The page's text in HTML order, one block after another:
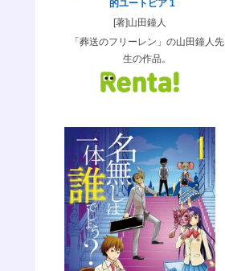
的ユートピア 1
[著]山田鐘人
「葬送のフリーレン」の山田鐘人先
生の作品。